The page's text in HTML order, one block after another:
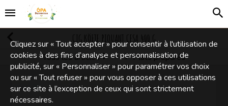
ÇIG KÖFTE PIQUANT CESA 400 G
Tous les articles
Conserves
Plats préparés
Cliquez sur « Tout accepter » pour consentir à l'utilisation de
cookies à des fins d’analyse et personnalisation de
publicité, sur « Personnaliser » pour paramétrer vos choix
ou sur « Tout refuser » pour vous opposer à ces utilisations
sur ce site à l’exception de ceux qui sont strictement
nécessaires.